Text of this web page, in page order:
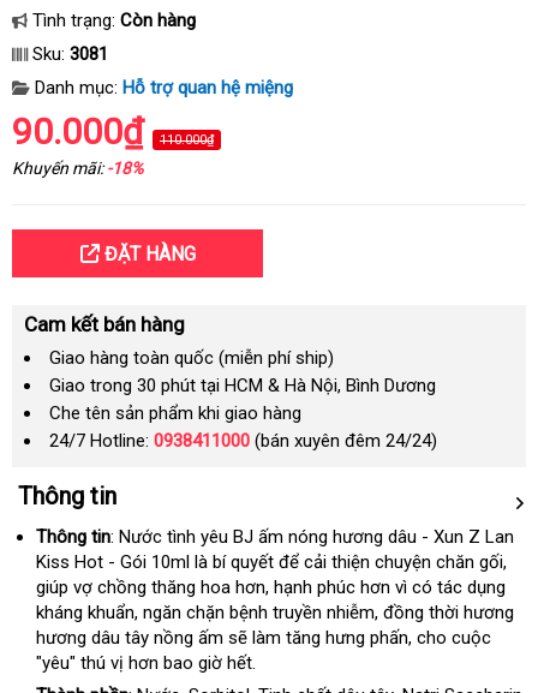
Tình trạng: Còn hàng
Sku: 3081
Danh mục: Hỗ trợ quan hệ miệng
90.000₫ 110.000₫
Khuyến mãi:-18%
ĐẶT HÀNG
Cam kết bán hàng
Giao hàng toàn quốc (miễn phí ship)
Giao trong 30 phút tại HCM & Hà Nội, Bình Dương
Che tên sản phẩm khi giao hàng
24/7 Hotline: 0938411000 (bán xuyên đêm 24/24)
Thông tin
Thông tin: Nước tình yêu BJ ấm nóng hương dâu - Xun Z Lan
Kiss Hot - Gói 10ml là bí quyết shopee
để cải thiện chuyện chăn gốilấy
,
giúp vợ chồng thăng hoa hơnkiểm
tra
, hạnh phúc hơn vì có tác dụng
kháng khuẩngiá
bán
, ngăn chặn bệnh truyền nhiễmsử
dụng
, đồng thời hương
hương dâu tây nồng ấm danh
sách
sẽ làm tăng hưng phấnNhật
, cho cuộc
"yêu" thú vị hơn bao giờ hết.